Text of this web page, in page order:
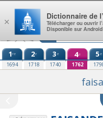
Aller au contenu
1re
1694
2e
1718
3e
1740
4e
1762
5e
×
Dictionnaire de
Télécharger ou ouvrir
Disponible sur